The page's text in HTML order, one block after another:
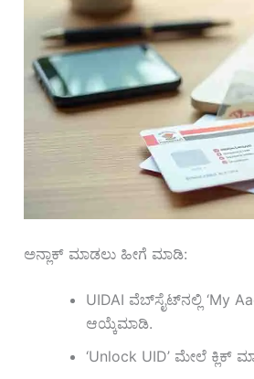
ಅನ್ಲಾಕ್ ಮಾಡಲು ಹೀಗೆ ಮಾಡಿ:
UIDAI ವೆಬ್‌ಸೈಟ್‌ನಲ್ಲಿ ‘My
ಆಯ್ಕೆಮಾಡಿ.
‘Unlock UID’ ಮೇಲೆ ಕ್ಲಿಕ್